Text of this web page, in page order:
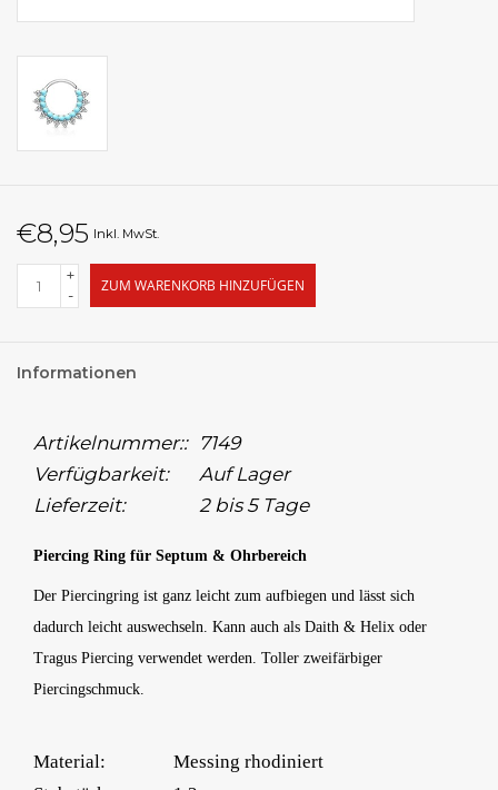
€8,95 Inkl. MwSt.
+
-
ZUM WARENKORB HINZUFÜGEN
Informationen
Artikelnummer:: 7149
Verfügbarkeit:
Auf Lager
Lieferzeit:
2 bis 5 Tage
Piercing Ring für Septum & Ohrbereich
Der Piercingring ist ganz leicht zum aufbiegen und lässt sich
dadurch leicht auswechseln. Kann auch als Daith & Helix oder
Tragus Piercing verwendet werden. Toller zweifärbiger
Piercingschmuck.
Material:
Messing rhodiniert